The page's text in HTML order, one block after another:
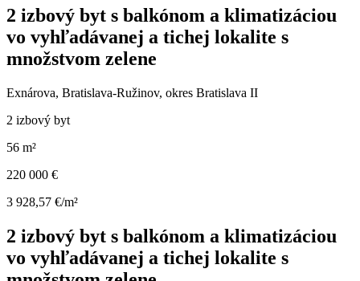
2 izbový byt s balkónom a klimatizáciou
vo vyhľadávanej a tichej lokalite s
množstvom zelene
Exnárova, Bratislava-Ružinov, okres Bratislava II
2 izbový byt
56 m²
220 000 €
3 928,57 €/m²
2 izbový byt s balkónom a klimatizáciou
vo vyhľadávanej a tichej lokalite s